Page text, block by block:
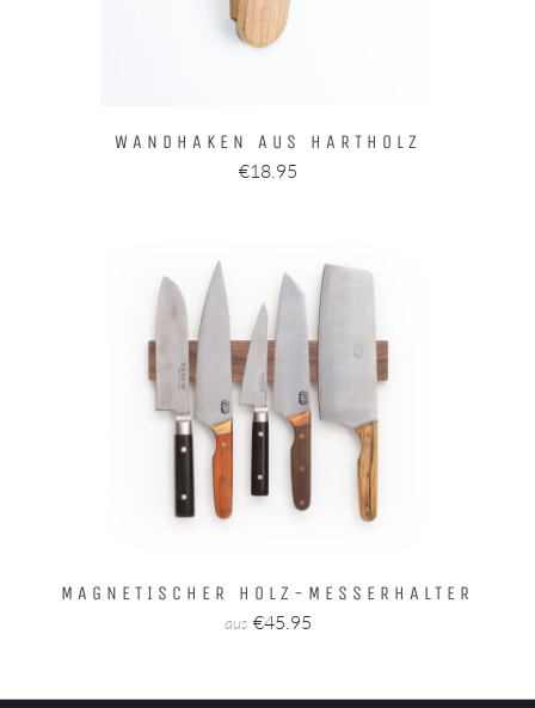
WANDHAKEN AUS HARTHOLZ
€18.95
MAGNETISCHER HOLZ-MESSERHALTER
aus €45.95